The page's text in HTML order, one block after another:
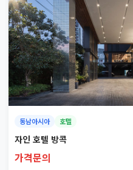
동남아시아 호텔
자인 호텔 방콕
가격문의